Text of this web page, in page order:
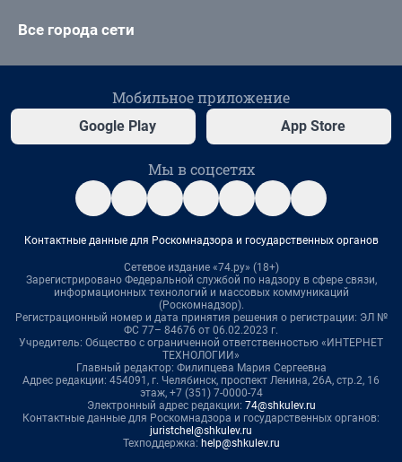
Все города сети
Мобильное приложение
Google Play App Store
Мы в соцсетях
Контактные данные для Роскомнадзора и государственных органов
Сетевое издание «74.ру» (18+)
Зарегистрировано Федеральной службой по надзору в сфере связи,
информационных технологий и массовых коммуникаций
(Роскомнадзор).
Регистрационный номер и дата принятия решения о регистрации: ЭЛ №
ФС 77– 84676 от 06.02.2023 г.
Учредитель: Общество с ограниченной ответственностью «ИНТЕРНЕТ
ТЕХНОЛОГИИ»
Главный редактор: Филипцева Мария Сергеевна
Адрес редакции: 454091, г. Челябинск, проспект Ленина, 26А, стр.2, 16
этаж, +7 (351) 7-0000-74
Электронный адрес редакции: 74@shkulev.ru
Контактные данные для Роскомнадзора и государственных органов:
juristchel@shkulev.ru
Техподдержка: help@shkulev.ru